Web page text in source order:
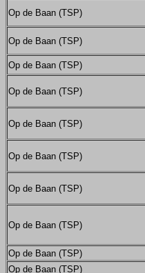
Op de Baan (TSP)
Op de Baan (TSP)
Op de Baan (TSP)
Op de Baan (TSP)
Op de Baan (TSP)
Op de Baan (TSP)
Op de Baan (TSP)
Op de Baan (TSP)
Op de Baan (TSP)
Op de Baan (TSP)